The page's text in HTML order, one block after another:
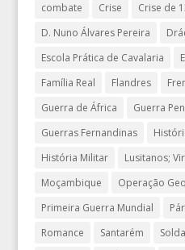
combate
Crise
Crise de
D. Nuno Álvares Pereira
Escola Prática de Cavalaria
Família Real
Flandres
Guerra de África
Guerra
Guerras Fernandinas
História Militar
Lusitanos;
Moçambique
Operação
Primeira Guerra Mundial
Romance
Santarém